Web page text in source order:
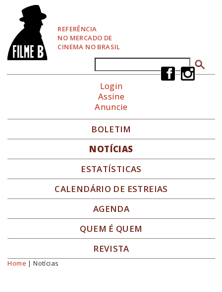
REFERÊNCIA
NO MERCADO DE
CINEMA NO BRASIL
Formulário de busca
Login
Assine
Anuncie
BOLETIM
NOTÍCIAS
ESTATÍSTICAS
CALENDÁRIO DE ESTREIAS
AGENDA
QUEM É QUEM
REVISTA
Você está aqui
Home | Notícias